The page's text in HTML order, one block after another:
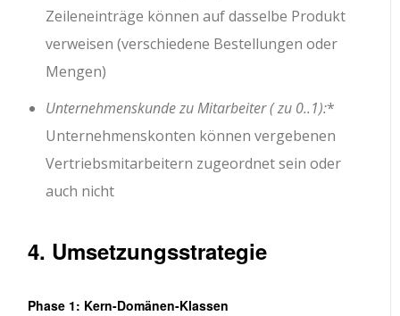
Zeileneinträge können auf dasselbe Produkt
verweisen (verschiedene Bestellungen oder
Mengen)
Unternehmenskunde zu Mitarbeiter ( zu 0..1):*
Unternehmenskonten können vergebenen
Vertriebsmitarbeitern zugeordnet sein oder
auch nicht
4. Umsetzungsstrategie
Phase 1: Kern-Domänen-Klassen